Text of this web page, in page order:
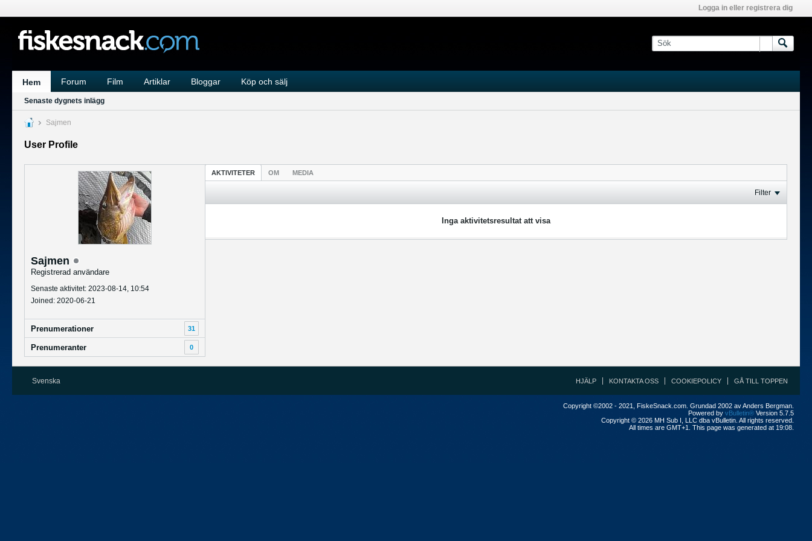
Logga in eller registrera dig
Hem Forum Film Artiklar Bloggar Köp och sälj
Senaste dygnets inlägg
Sajmen
User Profile
Sajmen
Registrerad användare
Senaste aktivitet: 2023-08-14, 10:54
Joined: 2020-06-21
Prenumerationer 31
Prenumeranter 0
AKTIVITETER OM MEDIA
Filter
Inga aktivitetsresultat att visa
Svenska HJÄLP KONTAKTA OSS COOKIEPOLICY GÅ TILL TOPPEN
Copyright ©2002 - 2021, FiskeSnack.com. Grundad 2002 av Anders Bergman.
Powered by vBulletin® Version 5.7.5
Copyright © 2026 MH Sub I, LLC dba vBulletin. All rights reserved.
All times are GMT+1. This page was generated at 19:08.